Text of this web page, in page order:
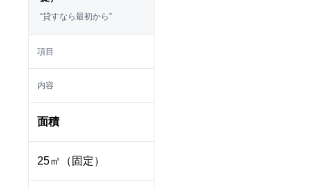
“貸すなら最初から”
項目
内容
面積
25㎡（固定）